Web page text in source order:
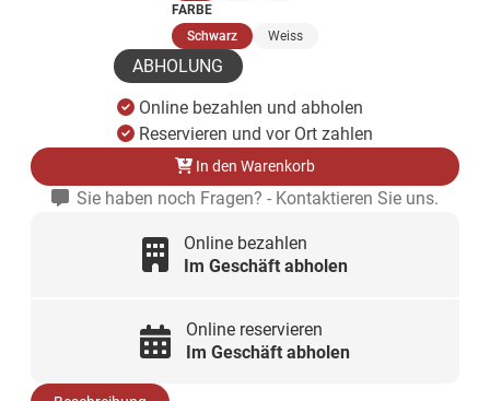
FARBE
Schwarz(ausgewählt)
Weiss
ABHOLUNG
Online bezahlen und abholen
Reservieren und vor Ort zahlen
In den Warenkorb
Sie haben noch Fragen? - Kontaktieren Sie uns.
Online bezahlen
Im Geschäft abholen
Online reservieren
Im Geschäft abholen